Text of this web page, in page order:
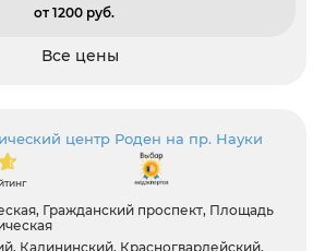
от 1200 pуб.
Все цены
центр Роден на пр. Науки
Гражданский проспект, Площадь
Калининский, Красногвардейский,